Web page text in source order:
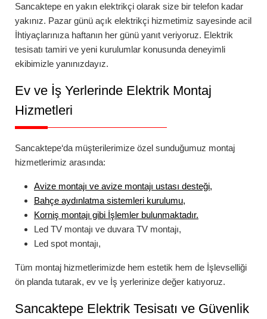
Sancaktepe en yakın elektrikçi olarak size bir telefon kadar
yakınız. Pazar günü açık elektrikçi hizmetimiz sayesinde acil
İhtiyaçlarınıza haftanın her günü yanıt veriyoruz. Elektrik
tesisatı tamiri ve yeni kurulumlar konusunda deneyimli
ekibimizle yanınızdayız.
Ev ve İş Yerlerinde Elektrik Montaj
Hizmetleri
Sancaktepe‘da müşterilerimize özel sunduğumuz montaj
hizmetlerimiz arasında:
Avize montajı ve avize montajı ustası desteği,
Bahçe aydınlatma sistemleri kurulumu,
Korniş montajı gibi İşlemler bulunmaktadır.
Led TV montajı ve duvara TV montajı,
Led spot montajı,
Tüm montaj hizmetlerimizde hem estetik hem de İşlevselliği
ön planda tutarak, ev ve İş yerlerinize değer katıyoruz.
Sancaktepe Elektrik Tesisatı ve Güvenlik